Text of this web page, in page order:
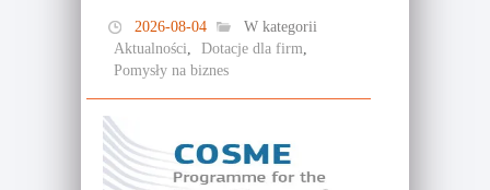
2026-08-04
W kategorii
Aktualności, Dotacje dla firm,
Pomysły na biznes